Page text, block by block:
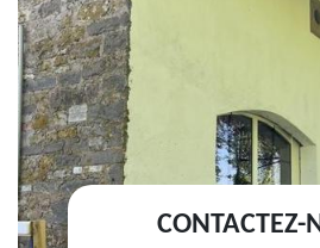
CONTACTEZ-